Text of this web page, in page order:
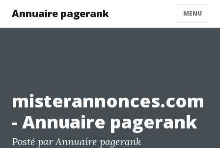
Annuaire pagerank MENU
misterannonces.com
- Annuaire pagerank
Posté par Annuaire pagerank